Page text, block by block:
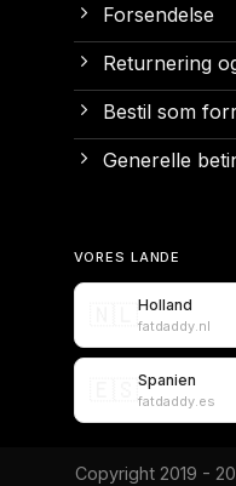
Forsendelse
Returnering
Bestil som
Generelle
VORES LANDE
Holland
fatdaddy.nl
Spanien
fatdaddy.es
Copyright 2019 -